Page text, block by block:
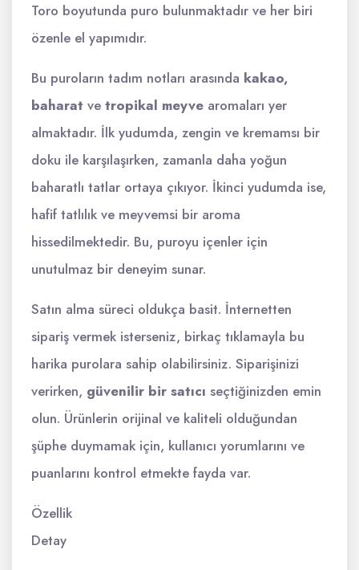
Toro boyutunda puro bulunmaktadır ve her biri
özenle el yapımıdır.
Bu puroların tadım notları arasında kakao,
baharat ve tropikal meyve aromaları yer
almaktadır. İlk yudumda, zengin ve kremamsı bir
doku ile karşılaşırken, zamanla daha yoğun
baharatlı tatlar ortaya çıkıyor. İkinci yudumda ise,
hafif tatlılık ve meyvemsi bir aroma
hissedilmektedir. Bu, puroyu içenler için
unutulmaz bir deneyim sunar.
Satın alma süreci oldukça basit. İnternetten
sipariş vermek isterseniz, birkaç tıklamayla bu
harika purolara sahip olabilirsiniz. Siparişinizi
verirken, güvenilir bir satıcı seçtiğinizden emin
olun. Ürünlerin orijinal ve kaliteli olduğundan
şüphe duymamak için, kullanıcı yorumlarını ve
puanlarını kontrol etmekte fayda var.
Özellik
Detay